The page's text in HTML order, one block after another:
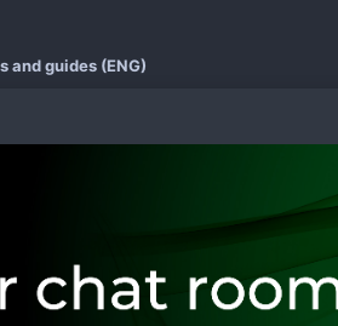
and guides (ENG)